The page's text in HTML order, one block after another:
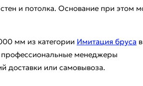
и потолка. Основание при этом
мм из категории Имитация бруса в
профессиональные менеджеры
доставки или самовывоза.